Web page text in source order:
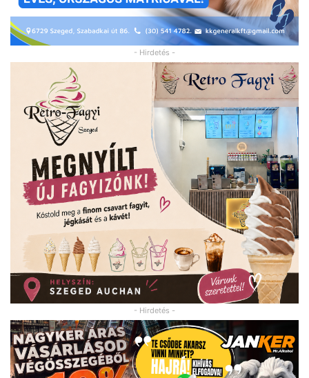
- Hirdetés -
- Hirdetés -